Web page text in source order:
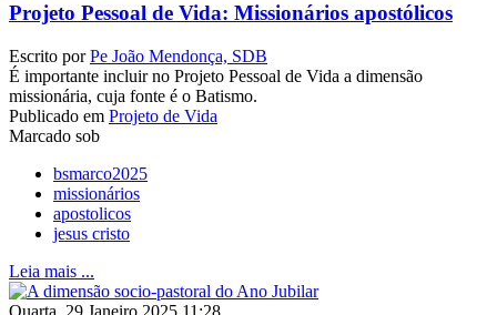
Projeto Pessoal de Vida: Missionários apostólicos
Escrito porPe João Mendonça, SDB
É importante incluir no Projeto Pessoal de Vida a dimensão
missionária, cuja fonte é o Batismo.
Publicado em Projeto de Vida
Marcado sob
bsmarco2025
missionários
apostolicos
jesus cristo
Leia mais ...
Quarta, 29 Janeiro 2025 11:28